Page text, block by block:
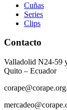
Cuñas
Series
Clips
Contacto
Valladolid N24-59
Quito – Ecuador